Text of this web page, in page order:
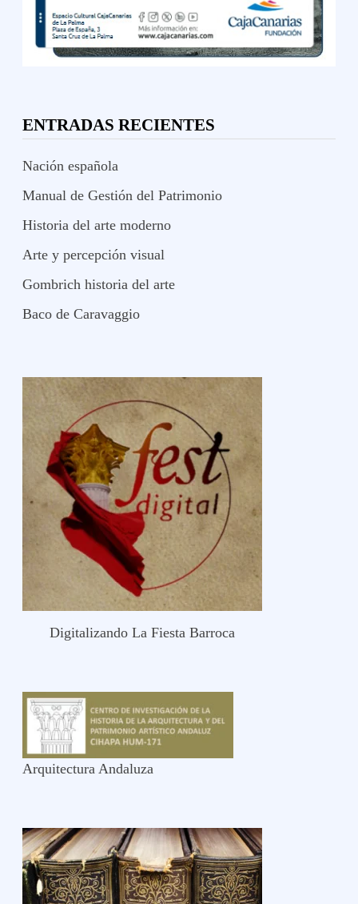
ENTRADAS RECIENTES
Nación española
Manual de Gestión del Patrimonio
Historia del arte moderno
Arte y percepción visual
Gombrich historia del arte
Baco de Caravaggio
Digitalizando La Fiesta Barroca
Arquitectura Andaluza